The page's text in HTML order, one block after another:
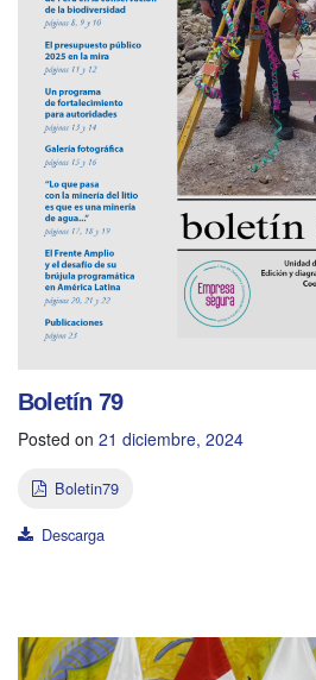
Boletín 79
Posted on 21 diciembre, 2024
Boletin79
Descarga